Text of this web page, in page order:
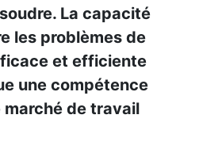
La capacité
les problèmes de
et efficiente
une compétence
marché de travail